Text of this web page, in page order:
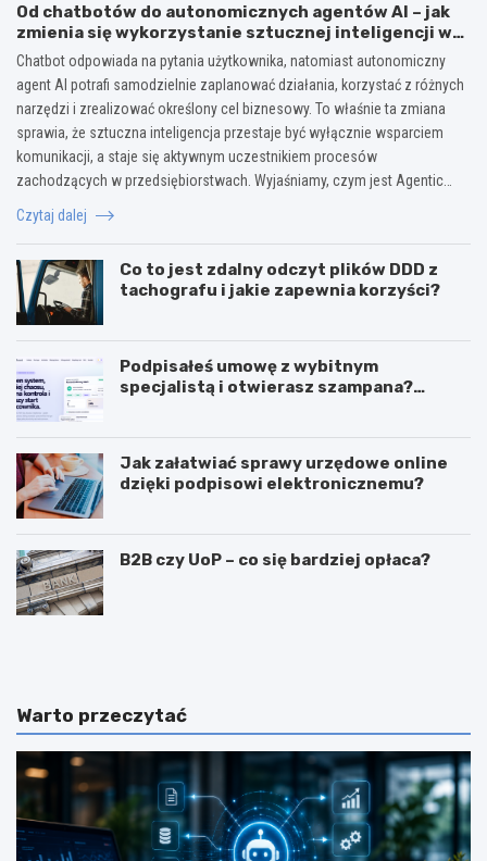
Od chatbotów do autonomicznych agentów AI – jak
zmienia się wykorzystanie sztucznej inteligencji w
biznesie?
Chatbot odpowiada na pytania użytkownika, natomiast autonomiczny
agent AI potrafi samodzielnie zaplanować działania, korzystać z różnych
narzędzi i zrealizować określony cel biznesowy. To właśnie ta zmiana
sprawia, że sztuczna inteligencja przestaje być wyłącznie wsparciem
komunikacji, a staje się aktywnym uczestnikiem procesów
zachodzących w przedsiębiorstwach. Wyjaśniamy, czym jest Agentic…
Czytaj dalej
Co to jest zdalny odczyt plików DDD z
tachografu i jakie zapewnia korzyści?
Podpisałeś umowę z wybitnym
specjalistą i otwierasz szampana?
Jak załatwiać sprawy urzędowe online
dzięki podpisowi elektronicznemu?
B2B czy UoP – co się bardziej opłaca?
J
g
ę
z
a
a
b
J
c
e
c
h
p
o
Warto przeczytać